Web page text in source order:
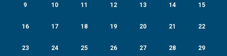
9 10 11 12 13 14 15
16 17 18 19 20 21 22
23 24 25 26 27 28 29